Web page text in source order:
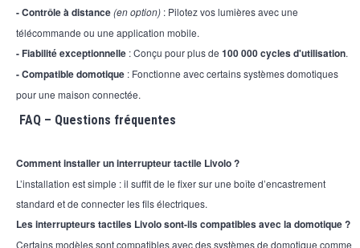
-Contrôle à distance(en option) : Pilotez vos lumières avec une
télécommande ou une application mobile.
-Fiabilité exceptionnelle : Conçu pour plus de 100 000 cycles d'utilisation.
-Compatible domotique : Fonctionne avec certains systèmes domotiques
pour une maison connectée.
FAQ – Questions fréquentes
Comment installer un interrupteur tactile Livolo ?
L’installation est simple : il suffit de le fixer sur une boîte d’encastrement
standard et de connecter les fils électriques.
Les interrupteurs tactiles Livolo sont-ils compatibles avec la domotique ?
Certains modèles sont compatibles avec des systèmes de domotique comme